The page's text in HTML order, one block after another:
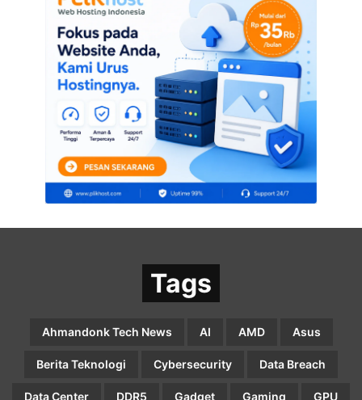
Tags
Ahmandonk Tech News AI AMD Asus
Berita Teknologi Cybersecurity Data Breach
Data Center DDR5 Gadget Gaming GPU